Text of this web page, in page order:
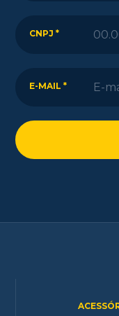
CNPJ *
E-MAIL *